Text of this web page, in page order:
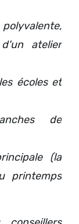
atelier
écoles et
de
(la
printemps